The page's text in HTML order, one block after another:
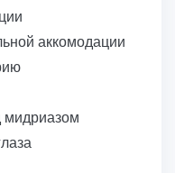
аккомодации
мидриазом